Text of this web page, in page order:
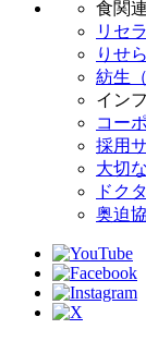
食関連
リセ
りせ
紡生
イン
コー
採用
大切
ドク
奥迫